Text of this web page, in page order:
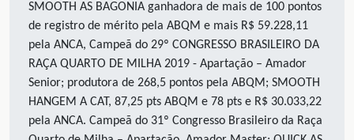
SMOOTH AS BAGONIA ganhadora de mais de 100 pontos
de registro de mérito pela ABQM e mais R$ 59.228,11
pela ANCA, Campeã do 29º CONGRESSO BRASILEIRO DA
RAÇA QUARTO DE MILHA 2019 - Apartação – Amador
Senior; produtora de 268,5 pontos pela ABQM; SMOOTH
HANGEM A CAT, 87,25 pts ABQM e 78 pts e R$ 30.033,22
pela ANCA. Campeã do 31º Congresso Brasileiro da Raça